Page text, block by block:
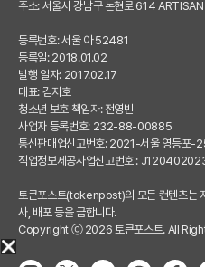
주소: 서울시 강남구 논현로 614
등록번호: 서울 아 52481
등록일: 2018.01.02
발행 일자: 2017.02.17
대표: 김지호
청소년 보호 책임자: 전영빈
사업자 등록번호: 232-88-00885
통신판매업신고번호: 2021-서울 영등포-
직업정보제공사업신고번호 :
토큰포스트(tokenpost)의 모든 컨텐츠는
사, 배포 등을 금합니다.
Copyright ⓒ 2026 토큰포스트. All